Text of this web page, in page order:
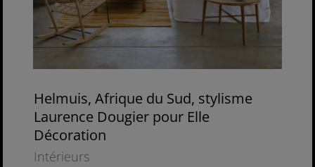
Helmuis, Afrique du Sud, stylisme
Laurence Dougier pour Elle
Décoration
Intérieurs